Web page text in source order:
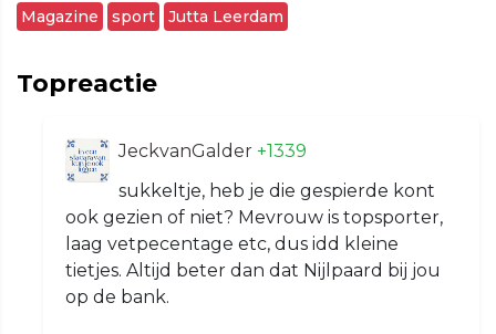
Magazine sport Jutta Leerdam
Topreactie
JeckvanGalder +1339
sukkeltje, heb je die gespierde kont
ook gezien of niet? Mevrouw is topsporter,
laag vetpecentage etc, dus idd kleine
tietjes. Altijd beter dan dat Nijlpaard bij jou
op de bank.